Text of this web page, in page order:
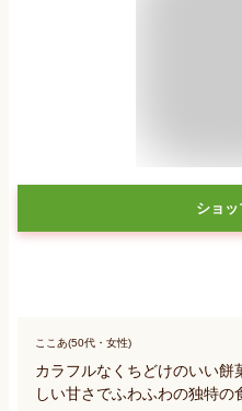
ショ
ここあ(50代・女性)
カラフルなくちどけのいい餅
しい甘さでふわふわの独特の